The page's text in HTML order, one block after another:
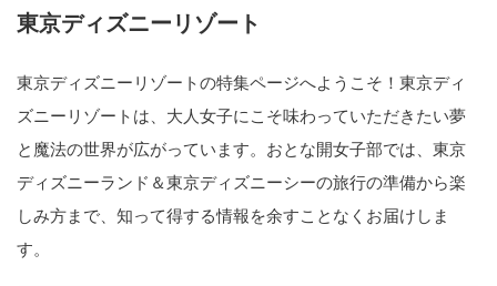
東京ディズニーリゾート
東京ディズニーリゾートの特集ページへようこそ！東京ディ
ズニーリゾートは、大人女子にこそ味わっていただきたい夢
と魔法の世界が広がっています。おとな開女子部では、東京
ディズニーランド＆東京ディズニーシーの旅行の準備から楽
しみ方まで、知って得する情報を余すことなくお届けしま
す。